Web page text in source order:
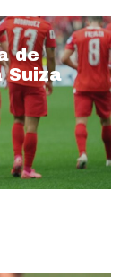
de
Suiza